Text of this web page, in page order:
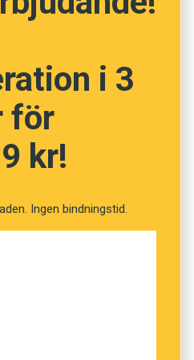
unga har sitt
Många söker
mår dåligt. Att
där de är online.”
i 3
för
kr!
Ingen bindningstid.